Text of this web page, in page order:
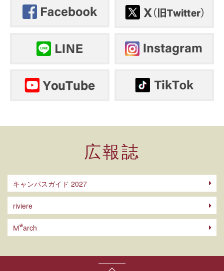
広報誌
キャンパスガイド 2027
riviere
M arch